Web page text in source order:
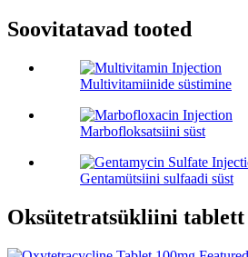
Soovitatavad tooted
Multivitamiinide süstimine
Marbofloksatsiini süst
Gentamütsiini sulfaadi süst
Oksütetratsükliini tablett